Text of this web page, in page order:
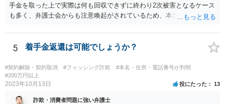
手金を取った上で実際は何も回収できずに終わり2次被害となるケース
も多く、弁護士会からも注意喚起がされているため、本当に回収がで
相談を行なっている事務所に複数相談をされた上で判断されると良い
かと思われます。
5 着手金返還は可能でしょうか？
#契約解除・契約取消 #フィッシング詐欺
#本名・住所・電話番号が判明
#200万円以上
2023年10月13日 役にたった 13
詐欺・消費者問題に強い弁護士